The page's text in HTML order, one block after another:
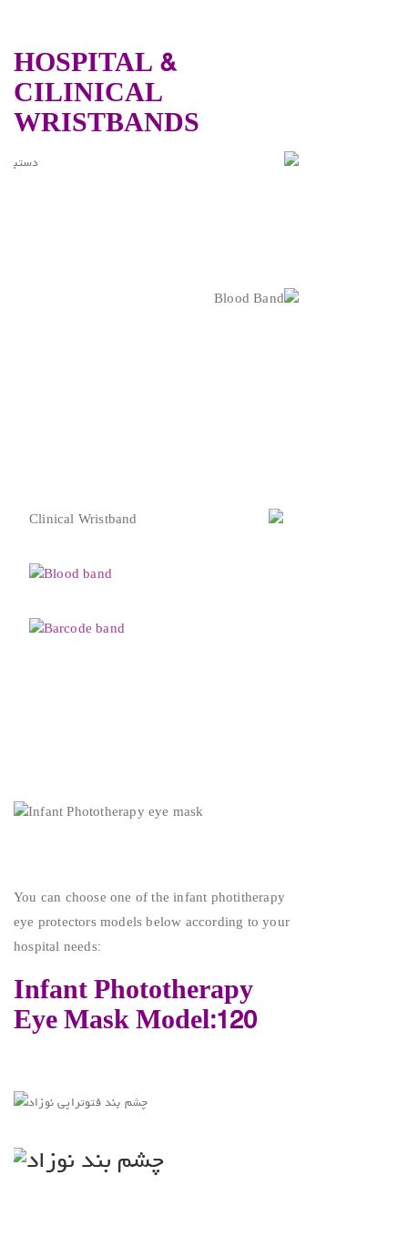
HOSPITAL &
CILINICAL
WRISTBANDS
You can choose one of the infant photitherapy
eye protectors models below according to your
hospital needs:
Infant Phototherapy
Eye Mask Model:120